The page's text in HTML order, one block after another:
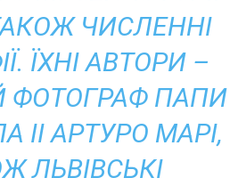
ЧИСЛЕННІ
ЇХНІ АВТОРИ –
ФОТОГРАФ ПАПИ
ІІ АРТУРО МАРІ,
ЛЬВІВСЬКІ